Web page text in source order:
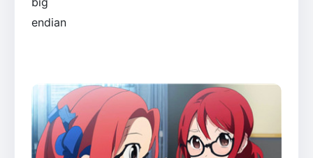
endian